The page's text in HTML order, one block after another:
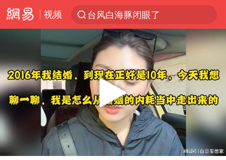
视频
台风白海豚闭眼了
“China Cool”火了，老外爱上中国避暑游
香港宏福苑火灾或由烟头引起
浙江台州《告全体市民书》
以媒：穆杰塔巴被紧急送医情况危急
多所高校取消艺考
泰国初中生饮弹自尽前开了26枪
网约车司机充电时猝死保险拒赔
Play
02:30